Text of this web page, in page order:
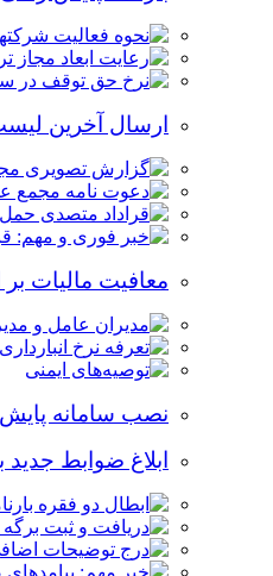
ارسال آخرین
معافیت مالیات
نصب سامانه
ابلاغ ضوابط